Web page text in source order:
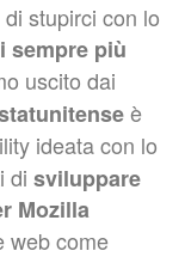
stupirci con lo
sempre più
uscito dai
è
ideata con lo
di sviluppare
Mozilla
web come